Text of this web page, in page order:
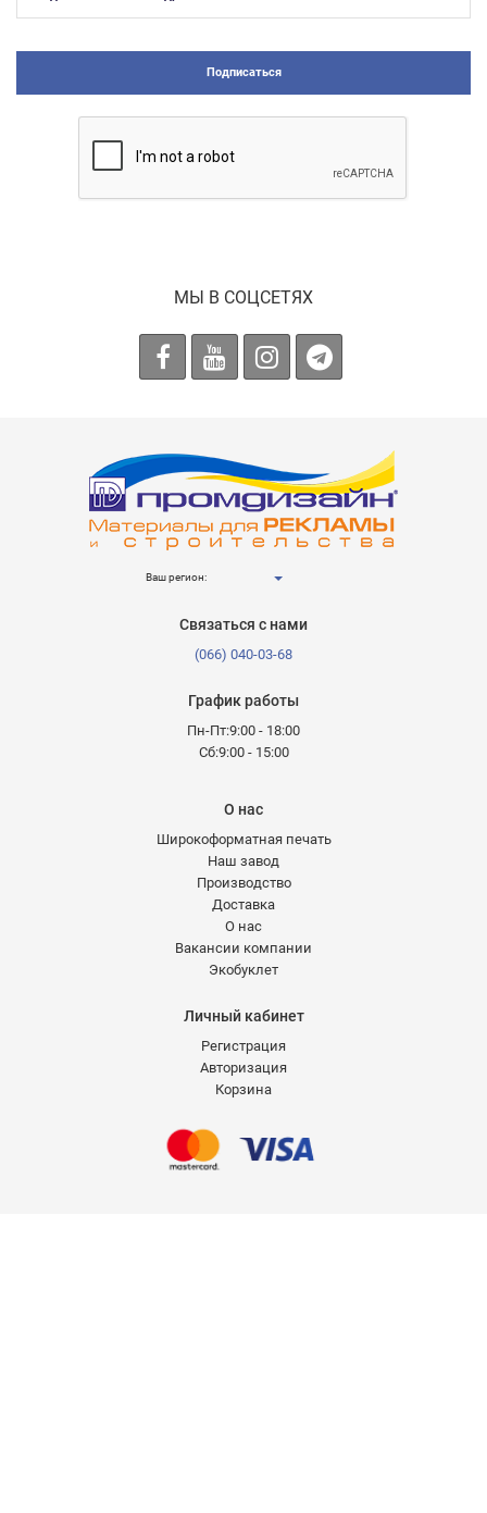
Подписаться
МЫ В СОЦСЕТЯХ
Ваш регион:
Связаться с нами
(066) 040-03-68
График работы
Пн-Пт:9:00 - 18:00
Сб:9:00 - 15:00
О нас
Широкоформатная печать
Наш завод
Производство
Доставка
О нас
Вакансии компании
Экобуклет
Личный кабинет
Регистрация
Авторизация
Корзина